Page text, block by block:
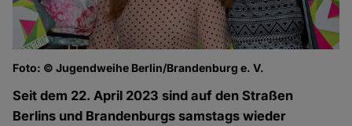
Foto: © Jugendweihe Berlin/Brandenburg e. V.
Seit dem 22. April 2023 sind auf den Straßen
Berlins und Brandenburgs samstags wieder